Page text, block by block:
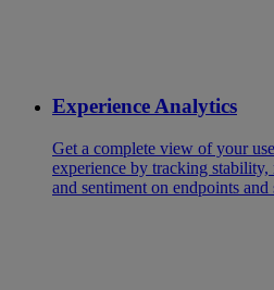
Experience Analytics
Get a complete view of your
experience by tracking stability,
and sentiment on endpoints and